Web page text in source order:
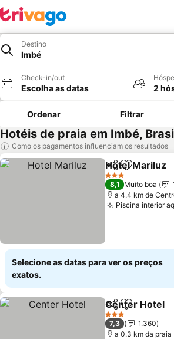
Destino
Imbé
Check-in/out
Escolha as datas 2
Ordenar Filtrar
Hotéis de praia em Imbé,
Como os pagamentos influenciam os resultados
PartilharAdicionar
Hotel Mariluz
3 Estrelas
8,1 Muito boa
a 4.4 km de
Piscina interior
Selecione as datas para ver os preços
exatos.
PartilharAdicionar
Center Hotel
3 Estrelas
7,3
1.360
a 0.3 km da praia